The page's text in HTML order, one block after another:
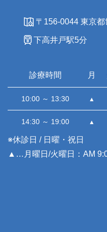
〒156-0044 東京
下高井戸駅5分
診療時間 月
10:00 ～ 13:30 ▲
14:30 ～ 19:00 ▲
※休診日 / 日曜・祝日
▲…月曜日/火曜日：AM